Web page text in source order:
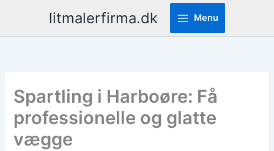
turinio
litmalerfirma.dk Menu
Spartling i Harboøre: Få
professionelle og glatte
vægge